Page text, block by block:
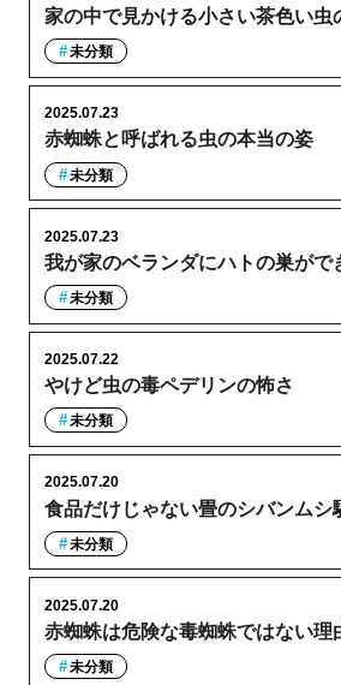
家の中で見かける小さい茶色い虫
未分類
赤蜘蛛と呼ばれる虫の本当の姿
2025.07.23
未分類
我が家のベランダにハトの巣がで
2025.07.23
未分類
やけど虫の毒ペデリンの怖さ
2025.07.22
未分類
食品だけじゃない畳のシバンムシ
2025.07.20
未分類
赤蜘蛛は危険な毒蜘蛛ではない理
2025.07.20
未分類